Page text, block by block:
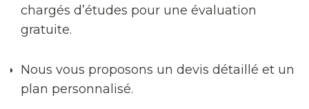
chargés d’études pour une évaluation
gratuite.
Nous vous proposons un devis détaillé et un
plan personnalisé.